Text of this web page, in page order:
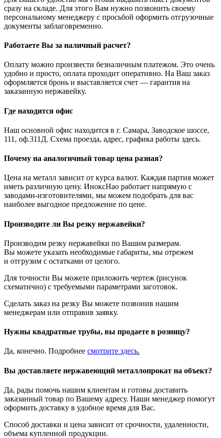
сразу на складе. Для этого Вам нужно позвонить своему
персональному менеджеру с просьбой оформить отгрузочные
документы заблаговременно.
Работаете Вы за наличный расчет?
Оплату можно произвести безналичным платежом. Это очень
удобно и просто, оплата проходит оперативно. На Ваш заказ
оформляется бронь и выставляется счет — гарантия на
заказанную нержавейку.
Где находится офис
Наш основной офис находится в г. Самара, Заводское шоссе,
111, оф.311Д. Схема проезда, адрес, графика работы здесь.
Почему на аналогичный товар цена разная?
Цена на металл зависит от курса валют. Каждая партия может
иметь различную цену. ИноксНао работает напрямую с
заводами-изготовителями, мы можем подобрать для вас
наиболее выгодное предложение по цене.
Производите ли Вы резку нержавейки?
Производим резку нержавейки по Вашим размерам.
Вы можете указать необходимые габариты, мы отрежем
и отгрузим с остатками от целого.
Для точности Вы можете приложить чертеж (рисунок
схематично) с требуемыми параметрами заготовок.
Сделать заказ на резку Вы можете позвонив нашим
менеджерам или отправив заявку.
Нужны квадратные трубы, вы продаете в розницу?
Да, конечно. Подробнее смотрите здесь.
Вы доставляете нержавеющий металлопрокат на объект?
Да, рады помочь нашим клиентам и готовы доставить
заказанный товар по Вашему адресу. Наши менеджер помогут
оформить доставку в удобное время для Вас.
Способ доставки и цена зависит от срочности, удаленности,
объема купленной продукции.